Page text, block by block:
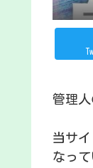
管理人
当サ
なっ